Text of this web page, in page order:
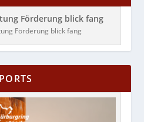
Förderung blick fang